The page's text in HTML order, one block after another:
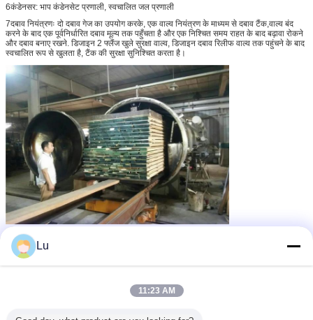
6कंडेनसर: भाप कंडेनसेट प्रणाली, स्वचालित जल प्रणाली
7दबाव नियंत्रणः दो दबाव गेज का उपयोग करके, एक वाल्व नियंत्रण के माध्यम से दबाव टैंक,वाल्व बंद
करने के बाद एक पूर्वनिर्धारित दबाव मूल्य तक पहुँचता है और एक निश्चित समय राहत के बाद बढ़ावा रोकने
और दबाव बनाए रखने. डिजाइन 2 फ्लैंज खुले सुरक्षा वाल्व, डिजाइन दबाव रिलीफ वाल्व तक पहुंचने के बाद
स्वचालित रूप से खुलता है, टैंक की सुरक्षा सुनिश्चित करता है।
टैग:लकड़ी के लिए ताप उपचार संयंत्र
सबसे उत्तम प्रतिदान प्राप्त करें
Lu
11:23 AM